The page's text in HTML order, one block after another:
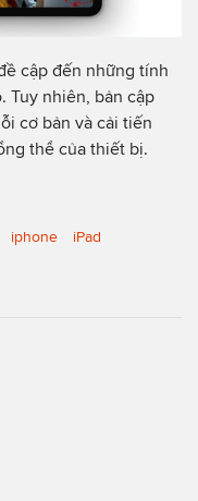
cập đến những tính
Tuy nhiên, bản cập
cơ bản và cải tiến
thể của thiết bị.
iphone iPad